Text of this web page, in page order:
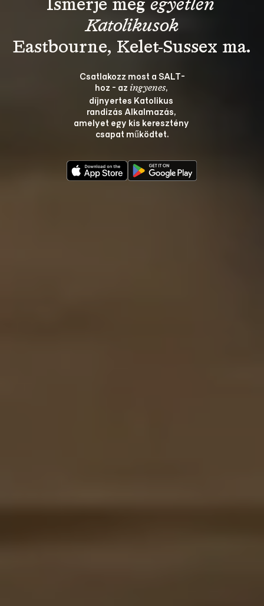
Ismerje meg egyetlen
Katolikusok
Csatlakozz most a SALT-
hoz - az ingyenes,
díjnyertes Katolikus
randizás Alkalmazás,
amelyet egy kis keresztény
csapat működtet.